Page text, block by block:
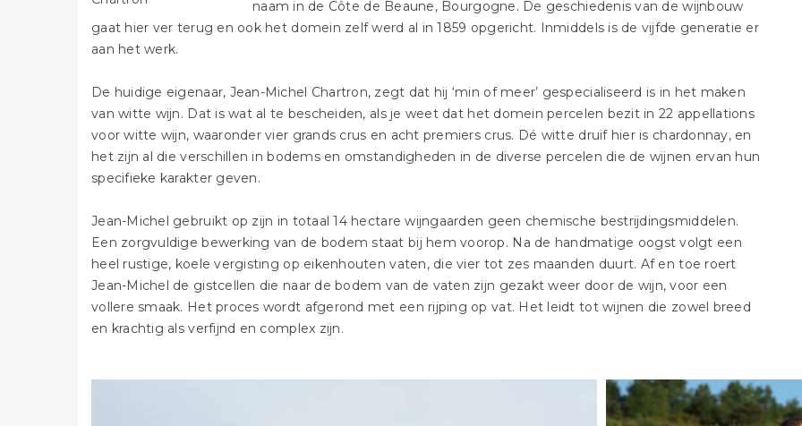
naam in de Côte de Beaune, Bourgogne. De geschiedenis van de wijnbouw
gaat hier ver terug en ook het domein zelf werd al in 1859 opgericht. Inmiddels is de vijfde generatie er
aan het werk.
De huidige eigenaar, Jean-Michel Chartron, zegt dat hij ‘min of meer’ gespecialiseerd is in het maken
van witte wijn. Dat is wat al te bescheiden, als je weet dat het domein percelen bezit in 22 appellations
voor witte wijn, waaronder vier grands crus en acht premiers crus. Dé witte druif hier is chardonnay, en
het zijn al die verschillen in bodems en omstandigheden in de diverse percelen die de wijnen ervan hun
specifieke karakter geven.
Jean-Michel gebruikt op zijn in totaal 14 hectare wijngaarden geen chemische bestrijdingsmiddelen.
Een zorgvuldige bewerking van de bodem staat bij hem voorop. Na de handmatige oogst volgt een
heel rustige, koele vergisting op eikenhouten vaten, die vier tot zes maanden duurt. Af en toe roert
Jean-Michel de gistcellen die naar de bodem van de vaten zijn gezakt weer door de wijn, voor een
vollere smaak. Het proces wordt afgerond met een rijping op vat. Het leidt tot wijnen die zowel breed
en krachtig als verfijnd en complex zijn.